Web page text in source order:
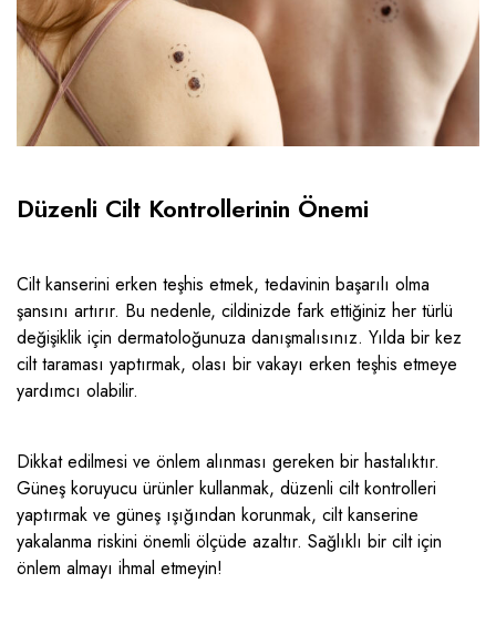
Düzenli Cilt Kontrollerinin Önemi
Cilt kanserini erken teşhis etmek, tedavinin başarılı olma
şansını artırır. Bu nedenle, cildinizde fark ettiğiniz her türlü
değişiklik için dermatoloğunuza danışmalısınız. Yılda bir kez
cilt taraması yaptırmak, olası bir vakayı erken teşhis etmeye
yardımcı olabilir.
Dikkat edilmesi ve önlem alınması gereken bir hastalıktır.
Güneş koruyucu ürünler kullanmak, düzenli cilt kontrolleri
yaptırmak ve güneş ışığından korunmak, cilt kanserine
yakalanma riskini önemli ölçüde azaltır. Sağlıklı bir cilt için
önlem almayı ihmal etmeyin!